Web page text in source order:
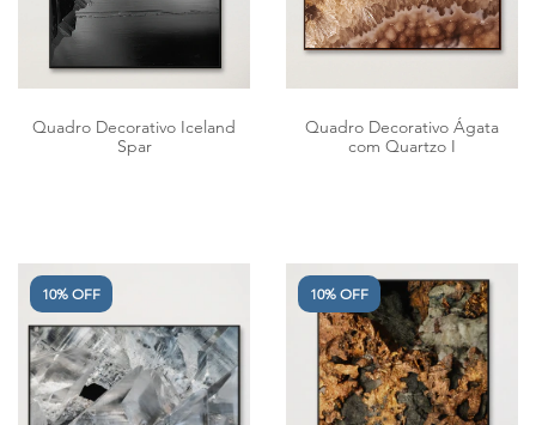
Quadro Decorativo Iceland
Spar
Quadro Decorativo Ágata
com Quartzo I
10% OFF 10% OFF